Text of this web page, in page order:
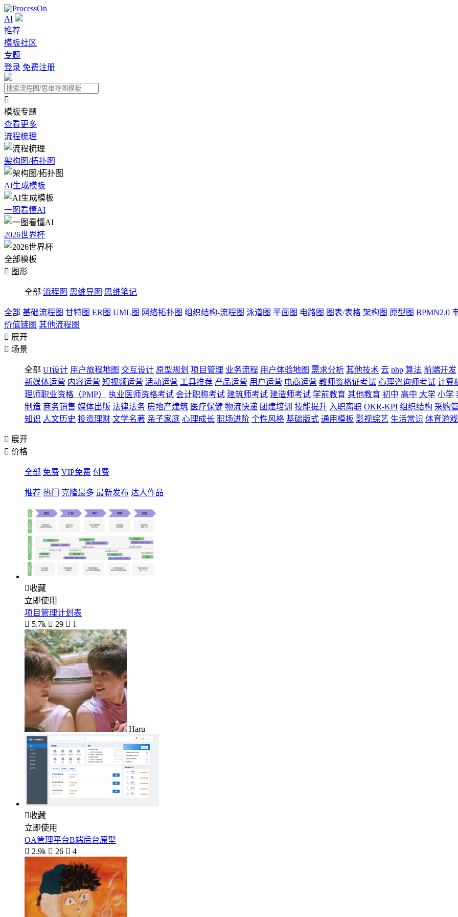
AI
推荐
模板社区
专题
登录 免费注册

模板专题
查看更多
流程梳理
架构图/拓扑图
AI生成模板
一图看懂AI
2026世界杯
全部模板
 图形
全部 流程图 思维导图 思维笔记
全部 基础流程图 甘特图 ER图 UML图 网络拓扑图 组织结构-流程图 泳道图 平面图 电路图 图表/表格 架构图 原型图 BPMN2.0
价值链图 其他流程图
 展开
 场景
全部 UI设计 用户旅程地图 交互设计 原型规划 项目管理 业务流程 用户体验地图 需求分析 其他技术 云 php 算法 前端开发
新媒体运营 内容运营 短视频运营 活动运营 工具推荐 产品运营 用户运营 电商运营 教师资格证考试 心理咨询师考试 计算
理师职业资格（PMP）
执业医师资格考试 会计职称考试 建筑师考试 建造师考试 学前教育 其他教育 初中 高中 大学 小学
制造 商务销售 媒体出版 法律法务 房地产建筑 医疗保健 物流快递 团建培训 技能提升 入职离职 OKR-KPI 组织结构 采购
知识 人文历史 投资理财 文学名著 亲子家庭 心理成长 职场进阶 个性风格 基础版式 通用模板 影视综艺 生活常识 体育游戏
 展开
 价格
全部 免费 VIP免费 付费
推荐 热门 克隆最多 最新发布 达人作品
收藏
立即使用
项目管理计划表
 5.7k  29  1
Haru
收藏
立即使用
OA管理平台B端后台原型
 2.9k  26  4